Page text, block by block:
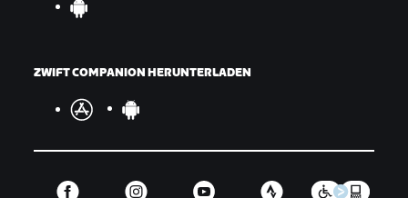
ZWIFT COMPANION HERUNTERLADEN